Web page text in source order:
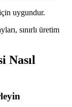
uygundur.
sınırlı üretim
Nasıl